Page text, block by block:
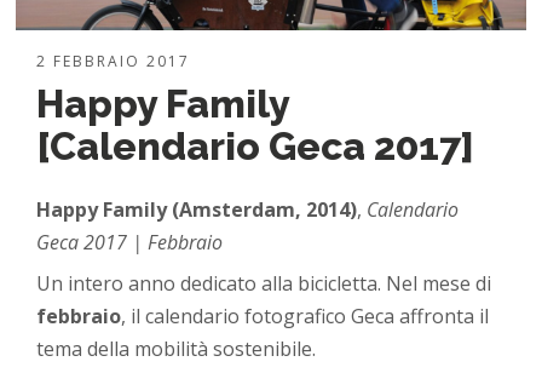
2 FEBBRAIO 2017
Happy Family
[Calendario Geca 2017]
Happy Family (Amsterdam, 2014), Calendario
Geca 2017 | Febbraio
Un intero anno dedicato alla bicicletta. Nel mese di
febbraio, il calendario fotografico Geca affronta il
tema della mobilità sostenibile.